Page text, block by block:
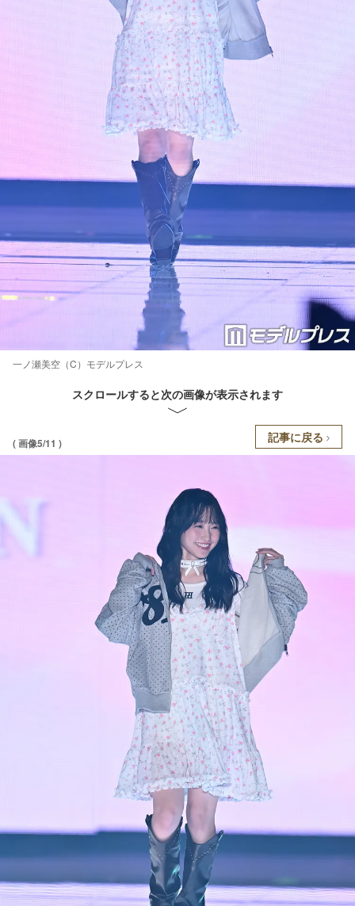
一ノ瀬美空（C）モデルプレス
スクロールすると次の画像が表示されます
( 画像5/11 ) 記事に戻る